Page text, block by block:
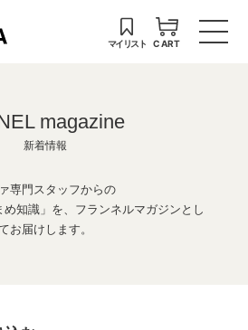
マイリスト CART
magazine
新着情報
専門スタッフからの
め知識」を、フランネルマガジンとし
お届けします。